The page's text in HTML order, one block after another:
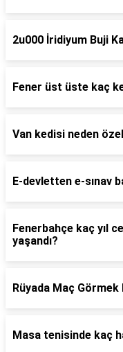
2u000 İridiyum Buji
Fener üst üste kaç
Van kedisi neden
E-devletten e-sınav
Fenerbahçe kaç yıl
yaşandı?
Rüyada Maç Görmek
Masa tenisinde kaç